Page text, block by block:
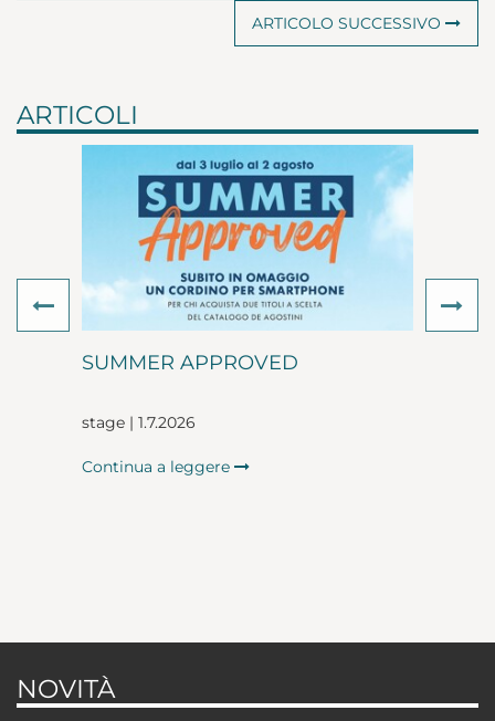
ARTICOLO SUCCESSIVO
ARTICOLI
SUMMER APPROVED
stage | 1.7.2026
Continua a leggere
Previous
NOVITÀ